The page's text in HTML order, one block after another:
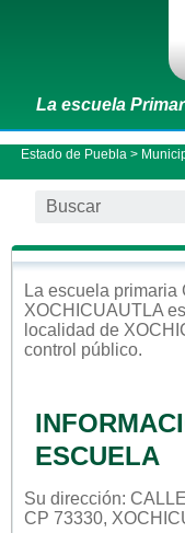
La escuela
Estado de Puebla >
La escuela primaria
XOCHICUAUTLA
localidad de
control público.
ESCUELA
Su dirección:
CP 73330,